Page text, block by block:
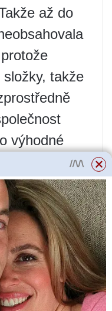
až do
takže
výhodné
protože
a proto
a
toho
takovými
mohla